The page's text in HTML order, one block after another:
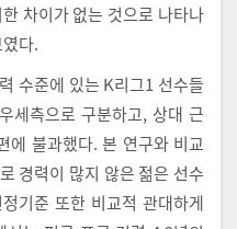
차이가 없는 것으로 나타나
다.
수준에 있는 K리그1 선수들
세측으로 구분하고, 상대 근
에 불과했다. 본 연구와 비교
경력이 많지 않은 젊은 선수
기준 또한 비교적 관대하게